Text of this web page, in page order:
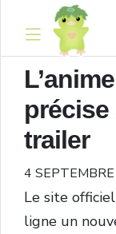
trailer
4
Le site
ligne un